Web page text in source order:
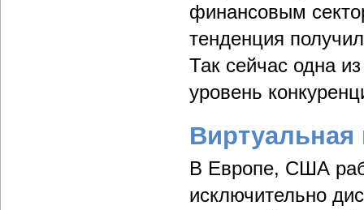
финансовым
тенденция
Так сейчас одна
уровень
В Европе, США
исключительно